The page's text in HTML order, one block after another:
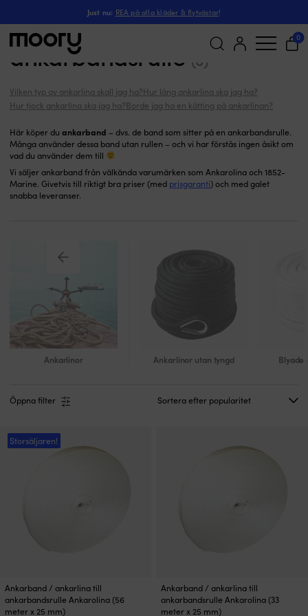
Just nu: REA på alla kläder & flytvästar!
efter:
0
Ankarband / ankarlinor till
ankarbandsrulle (6)
Vilken typ av ankarlina skall jag ha?Hur lång ankarlina ska jag ha?
Hur tjock ankarlina ska jag ha?Borde jag ha en kätting på ankarlinan?
Här köper du ankarband – dvs. de band som sitter på en ankarbandsrulle.
Många använder dessa band utan rullen – och vi har förstås ingen åsikt om
vad du använder dem till
Vi säljer ankarband från välkända varumärken som Ankarolina och 1852-
Marine. Givetvis till riktigt bra priser (med prisgaranti) och med galet
snabba leveranser.
Ankarlinor Ankarlinor utan tyngd Blyade
Öppna filter
Storsäljaren!
Ankarband / ankarlina till
ankarbandsrulle Ankarolina (56
meter x 25 mm)
Ankarband / ankarlina till
ankarbandsrulle Ankarolina (33
meter x 25 mm)